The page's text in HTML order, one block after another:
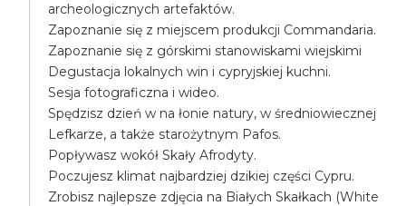
archeologicznych artefaktów.
Zapoznanie się z miejscem produkcji Commandaria.
Zapoznanie się z górskimi stanowiskami wiejskimi
Degustacja lokalnych win i cypryjskiej kuchni.
Sesja fotograficzna i wideo.
Spędzisz dzień w na łonie natury, w średniowiecznej
Lefkarze, a także starożytnym Pafos.
Popływasz wokół Skały Afrodyty.
Poczujesz klimat najbardziej dzikiej części Cypru.
Zrobisz najlepsze zdjęcia na Białych Skałkach (White